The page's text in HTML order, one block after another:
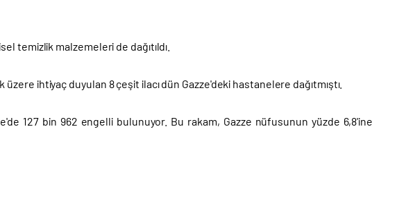
temizlik malzemeleri de dağıtıldı.
ihtiyaç duyulan 8 çeşit ilacı dün Gazze'deki hastanelere dağıtmıştı.
127 bin 962 engelli bulunuyor. Bu rakam, Gazze nüfusunun yüzde 6,8'ine